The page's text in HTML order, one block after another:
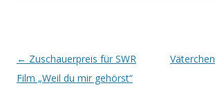
Beitrags-
Navigation
← Zuschauerpreis für SWR
Film „Weil du mir gehörst“